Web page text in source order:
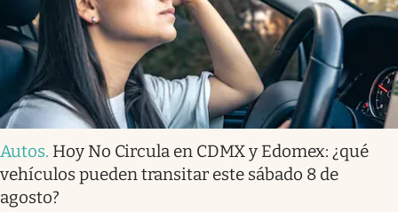
Autos. Hoy No Circula en CDMX y Edomex: ¿qué
vehículos pueden transitar este sábado 8 de
agosto?